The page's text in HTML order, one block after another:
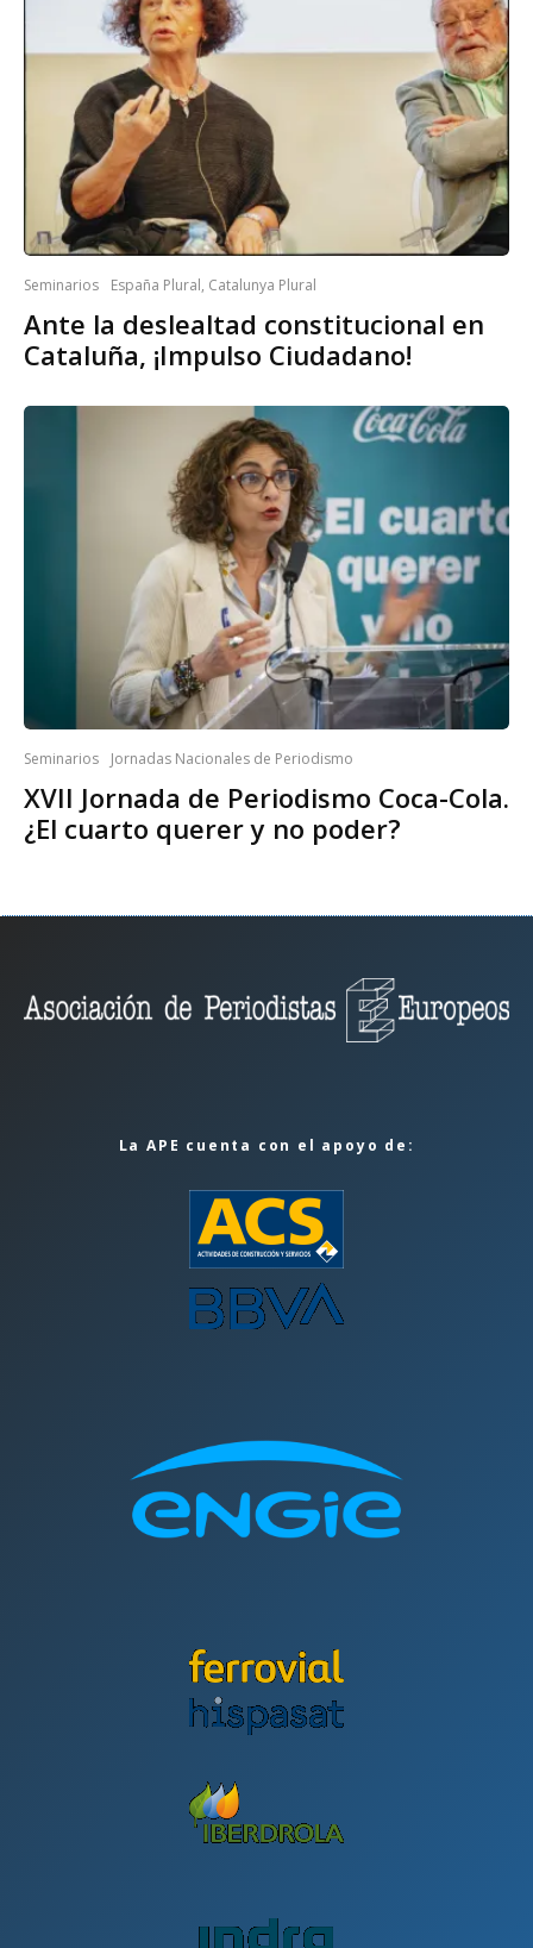
Seminarios España Plural, Catalunya Plural
Ante la deslealtad constitucional en
Cataluña, ¡Impulso Ciudadano!
Seminarios Jornadas Nacionales de Periodismo
XVII Jornada de Periodismo Coca-Cola.
¿El cuarto querer y no poder?
La APE cuenta con el apoyo de: